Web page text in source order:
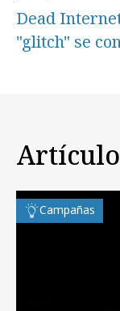
Dead
"glitch" se
Campañas